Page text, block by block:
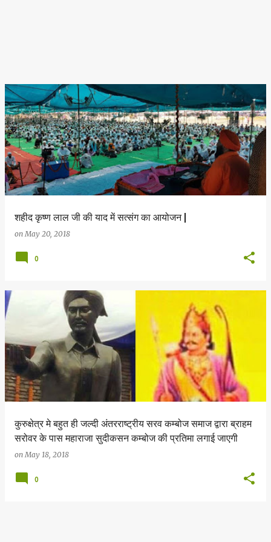
शहीद कृष्ण लाल जी की याद में सत्संग का आयोजन |
onMay 20, 2018
0
कुरुक्षेत्र मे बहुत ही जल्दी अंतरराष्ट्रीय सरव कम्बोज समाज द्वारा ब्राहम
सरोवर के पास महाराजा सुदीकसन कम्बोज की प्रतिमा लगाई जाएगी
onMay 18, 2018
0